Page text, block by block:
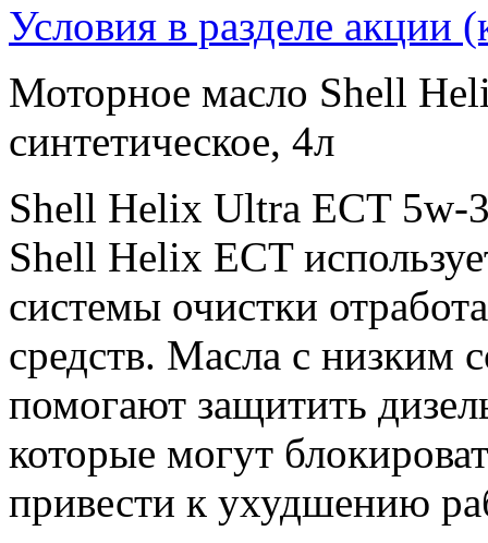
Условия в разделе акции
Моторное масло Shell
синтетическое, 4л
Shell Helix Ultra ECT 5w-
Shell Helix ECT
системы очистки
средств. Масла с низким
помогают защитить
которые могут
привести к ухудшению